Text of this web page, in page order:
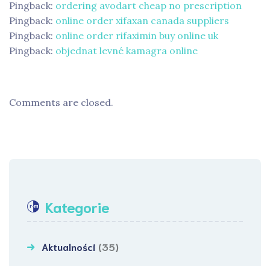
Pingback: ordering avodart cheap no prescription
Pingback: online order xifaxan canada suppliers
Pingback: online order rifaximin buy online uk
Pingback: objednat levné kamagra online
Comments are closed.
Kategorie
Aktualności (35)